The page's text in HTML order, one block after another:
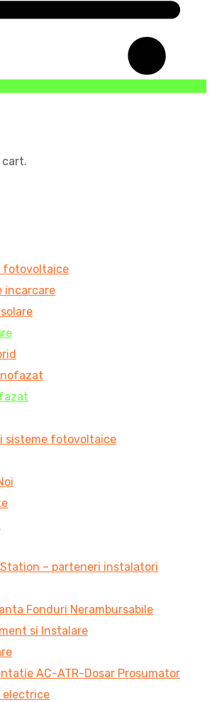
cart.
fotovoltaice
incarcare
sisteme fotovoltaice
– parteneri instalatori
Fonduri Nerambursabile
si Instalare
AC-ATR-Dosar Prosumator
electrice